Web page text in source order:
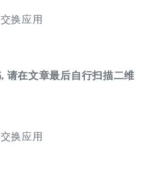
请在文章最后自行扫描二维